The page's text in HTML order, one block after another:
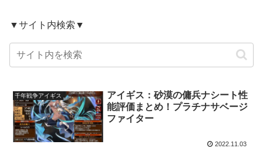
▼サイト内検索▼
千年戦争アイギス
アイギス：砂漠の傭兵ナシート性
能評価まとめ！プラチナサベージ
ファイター
2022.11.03